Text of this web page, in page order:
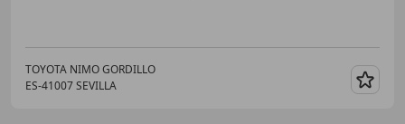
TOYOTA NIMO GORDILLO
ES-41007 SEVILLA